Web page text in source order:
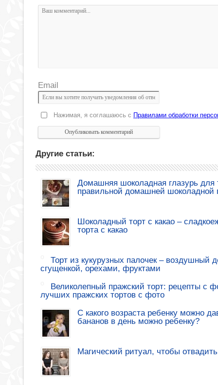
Email
Нажимая, я соглашаюсь с Правилами обработки
Другие статьи:
Домашняя шоколадная глазурь для
правильной домашней шоколадной
Шоколадный торт с какао –
торта с какао
Торт из кукурузных палочек – воздушный
сгущенкой, орехами, фруктами
Великолепный пражский торт: рецепты с
лучших пражских тортов с фото
С какого возраста ребенку можно
бананов в день можно ребенку?
Магический ритуал, чтобы